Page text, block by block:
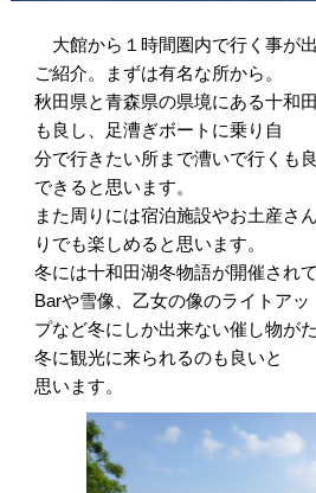
大館から１時間圏内で行く事が
ご紹介。まずは有名な所から。
秋田県と青森県の県境にある十和
も良し、足漕ぎボートに乗り自
分で行きたい所まで漕いで行くも
できると思います。
また周りには宿泊施設やお土産さ
りでも楽しめると思います。
冬には十和田湖冬物語が開催され
Barや雪像、乙女の像のライトアッ
プなど冬にしか出来ない催し物が
冬に観光に来られるのも良いと
思います。